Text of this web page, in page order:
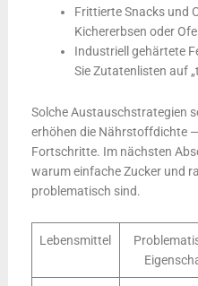
Frittierte Snacks und
Kichererbsen oder
Industriell gehärtete
Sie Zutatenlisten auf
Solche Austauschstrategien
erhöhen die Nährstoffdichte
Fortschritte. Im nächsten
warum einfache Zucker und
problematisch sind.
Lebensmittel